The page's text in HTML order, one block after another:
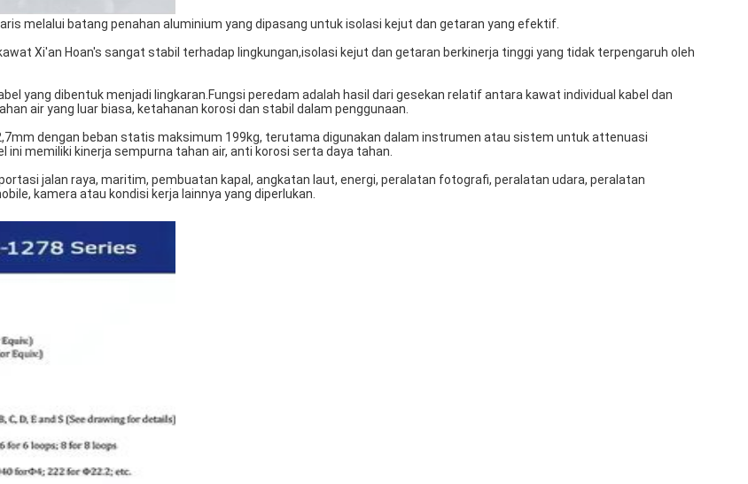
melalui batang penahan aluminium yang dipasang untuk isolasi kejut dan getaran yang efektif.
Xi'an Hoan's sangat stabil terhadap lingkungan,isolasi kejut dan getaran berkinerja tinggi yang tidak terpengaruh oleh
yang dibentuk menjadi lingkaran.Fungsi peredam adalah hasil dari gesekan relatif antara kawat individual kabel dan
air yang luar biasa, ketahanan korosi dan stabil dalam penggunaan.
dengan beban statis maksimum 199kg, terutama digunakan dalam instrumen atau sistem untuk attenuasi
memiliki kinerja sempurna tahan air, anti korosi serta daya tahan.
jalan raya, maritim, pembuatan kapal, angkatan laut, energi, peralatan fotografi, peralatan udara, peralatan
kamera atau kondisi kerja lainnya yang diperlukan.